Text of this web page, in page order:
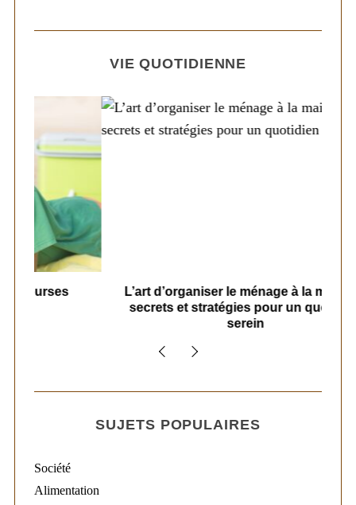
VIE QUOTIDIENNE
L’art d’organiser le ménage à la maison :
secrets et stratégies pour un quotidien
SUJETS POPULAIRES
Société
Alimentation